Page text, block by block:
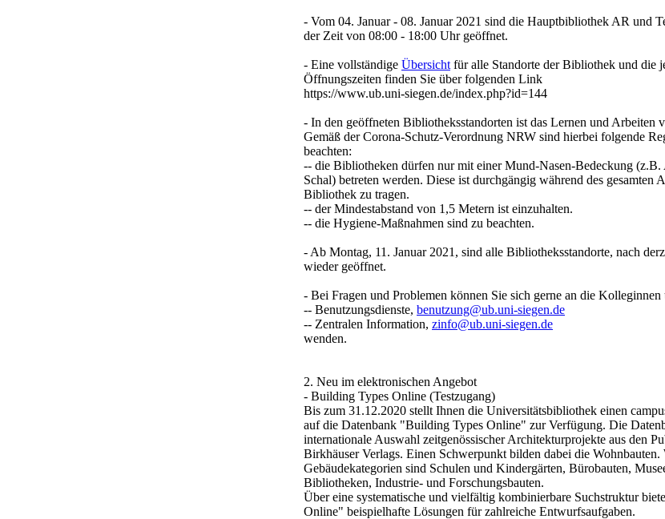
- Vom 04. Januar - 08. Januar 2021 sind die Hauptbibliothek AR und
der Zeit von 08:00 - 18:00 Uhr geöffnet.
- Eine vollständige Übersicht für alle Standorte der Bibliothek und die
Öffnungszeiten finden Sie über folgenden Link
https://www.ub.uni-siegen.de/index.php?id=144
- In den geöffneten Bibliotheksstandorten ist das Lernen und Arbeiten
Gemäß der Corona-Schutz-Verordnung NRW sind hierbei folgende
beachten:
-- die Bibliotheken dürfen nur mit einer Mund-Nasen-Bedeckung (z.B.
Schal) betreten werden. Diese ist durchgängig während des gesamten
Bibliothek zu tragen.
-- der Mindestabstand von 1,5 Metern ist einzuhalten.
-- die Hygiene-Maßnahmen sind zu beachten.
- Ab Montag, 11. Januar 2021, sind alle Bibliotheksstandorte, nach
wieder geöffnet.
- Bei Fragen und Problemen können Sie sich gerne an die
-- Benutzungsdienste, benutzung@ub.uni-siegen.de
-- Zentralen Information, zinfo@ub.uni-siegen.de
wenden.
2. Neu im elektronischen Angebot
- Building Types Online (Testzugang)
Bis zum 31.12.2020 stellt Ihnen die Universitätsbibliothek einen
auf die Datenbank "Building Types Online" zur Verfügung. Die
internationale Auswahl zeitgenössischer Architekturprojekte aus den
Birkhäuser Verlags. Einen Schwerpunkt bilden dabei die Wohnbauten.
Gebäudekategorien sind Schulen und Kindergärten, Bürobauten,
Bibliotheken, Industrie- und Forschungsbauten.
Über eine systematische und vielfältig kombinierbare Suchstruktur
Online" beispielhafte Lösungen für zahlreiche Entwurfsaufgaben.